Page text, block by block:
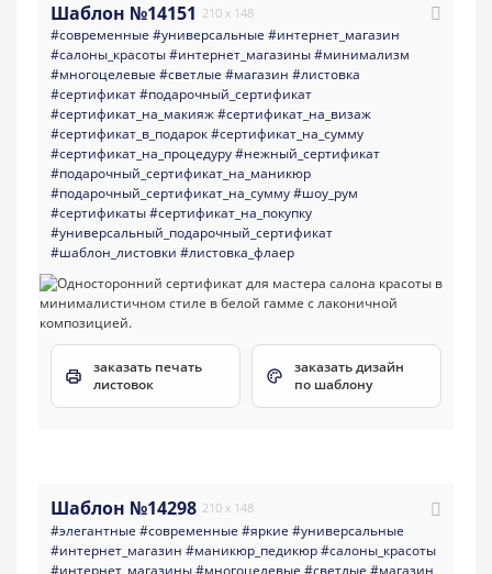
Шаблон №14151 210 x 148
#современные #универсальные #интернет_магазин
#салоны_красоты#интернет_магазины#минимализм
#многоцелевые #светлые #магазин #листовка
#сертификат#подарочный_сертификат
#сертификат_на_макияж#сертификат_на_визаж
#сертификат_в_подарок#сертификат_на_сумму
#сертификат_на_процедуру#нежный_сертификат
#подарочный_сертификат_на_маникюр
#подарочный_сертификат_на_сумму#шоу_рум
#сертификаты#сертификат_на_покупку
#универсальный_подарочный_сертификат
#шаблон_листовки #листовка_флаер
заказать печать
листовок
заказать дизайн
по шаблону
Шаблон №14298 210 x 148
#элегантные #современные #яркие #универсальные
#интернет_магазин #маникюр_педикюр#салоны_красоты
#интернет_магазины#многоцелевые #светлые #магазин